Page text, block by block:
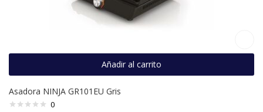
Añadir al carrito
Asadora NINJA GR101EU Gris
0